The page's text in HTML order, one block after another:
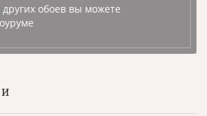
обоев вы можете